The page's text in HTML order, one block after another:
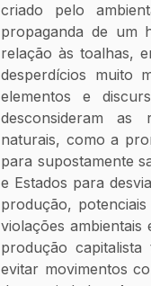
criado pelo
propaganda de um
relação às toalhas,
desperdícios muito
elementos e
desconsideram as
naturais, como a
para supostamente
e Estados para
produção,
violações ambientais
produção
evitar movimentos